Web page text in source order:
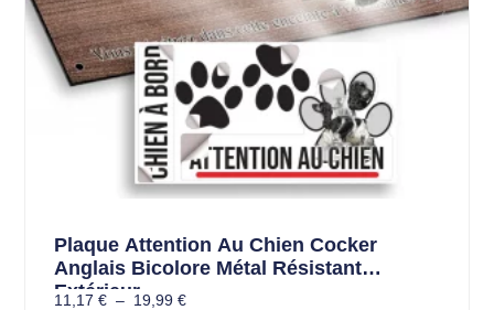
Plaque Attention Au Chien Cocker
Anglais Bicolore Métal Résistant
Extérieur
11,17 € – 19,99 €